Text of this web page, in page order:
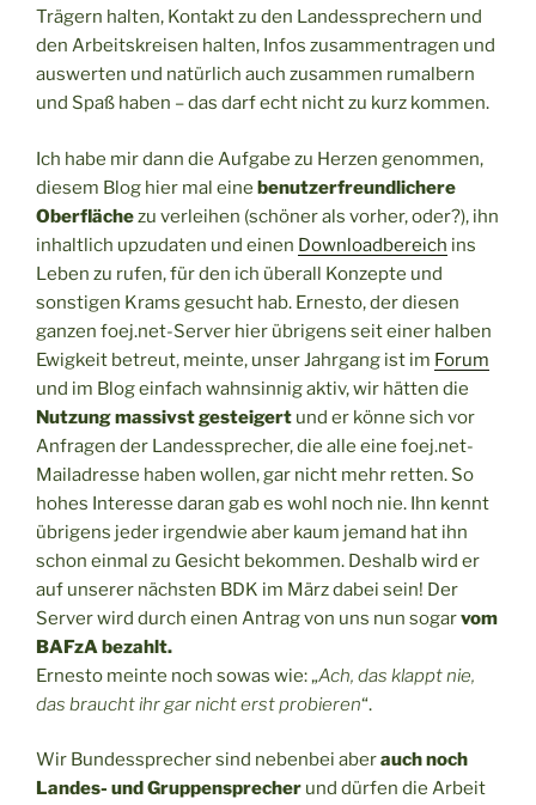
Trägern halten, Kontakt zu den Landessprechern und
den Arbeitskreisen halten, Infos zusammentragen und
auswerten und natürlich auch zusammen rumalbern
und Spaß haben – das darf echt nicht zu kurz kommen.
Ich habe mir dann die Aufgabe zu Herzen genommen,
diesem Blog hier mal eine benutzerfreundlichere
Oberflächezu verleihen (schöner als vorher, oder?), ihn
inhaltlich upzudaten und einen Downloadbereich ins
Leben zu rufen, für den ich überall Konzepte und
sonstigen Krams gesucht hab. Ernesto, der diesen
ganzen foej.net-Server hier übrigens seit einer halben
Ewigkeit betreut, meinte, unser Jahrgang ist im Forum
und im Blog einfach wahnsinnig aktiv, wir hätten die
Nutzung massivst gesteigert und er könne sich vor
Anfragen der Landessprecher, die alle eine foej.net-
Mailadresse haben wollen, gar nicht mehr retten. So
hohes Interesse daran gab es wohl noch nie. Ihn kennt
übrigens jeder irgendwie aber kaum jemand hat ihn
schon einmal zu Gesicht bekommen. Deshalb wird er
auf unserer nächsten BDK im März dabei sein! Der
Server wird durch einen Antrag von uns nun sogarvom
BAFzA bezahlt.
Ernesto meinte noch sowas wie: „Ach, das klappt nie,
das braucht ihr gar nicht erst probieren“.
Wir Bundessprecher sind nebenbei aberauch noch
Landes- und Gruppensprecher und dürfen die Arbeit